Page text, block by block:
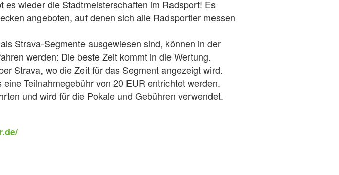
es wieder die Stadtmeisterschaften im Radsport! Es
angeboten, auf denen sich alle Radsportler messen
Strava-Segmente ausgewiesen sind, können in der
werden: Die beste Zeit kommt in die Wertung.
Strava, wo die Zeit für das Segment angezeigt wird.
Teilnahmegebühr von 20 EUR entrichtet werden.
und wird für die Pokale und Gebühren verwendet.